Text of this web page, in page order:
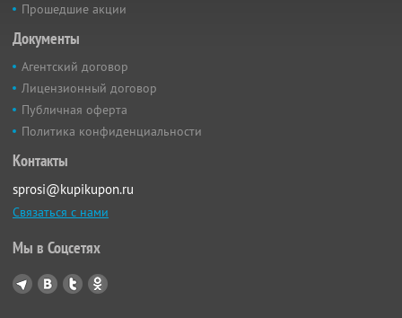
Прошедшие акции
Документы
Агентский договор
Лицензионный договор
Публичная оферта
Политика конфиденциальности
Контакты
sprosi@kupikupon.ru
Связаться с нами
Мы в Соцсетях